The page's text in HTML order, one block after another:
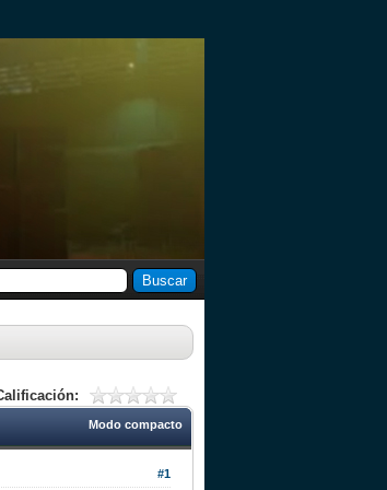
Modo compacto
#1